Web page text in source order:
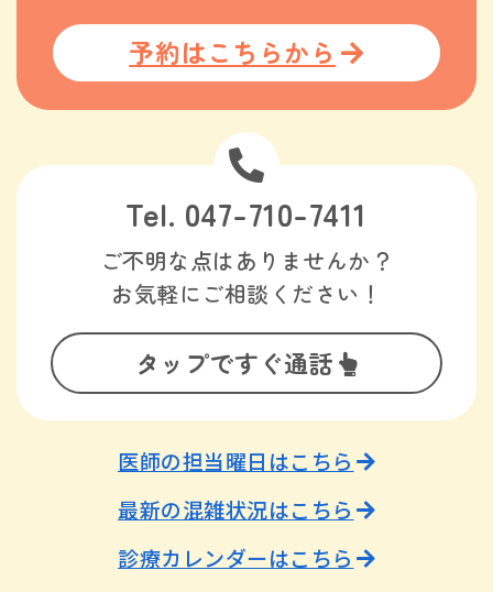
Tel. 047-710-7411
ご不明な点はありませんか？
お気軽にご相談ください！
タップですぐ通話
予約はこちらから
医師の担当曜日はこちら
最新の混雑状況はこちら
診療カレンダーはこちら